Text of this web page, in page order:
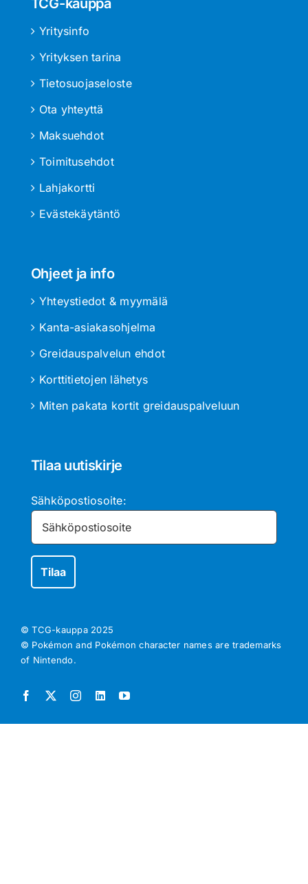
TCG-kauppa
Yritysinfo
Yrityksen tarina
Tietosuojaseloste
Ota yhteyttä
Maksuehdot
Toimitusehdot
Lahjakortti
Evästekäytäntö
Ohjeet ja info
Yhteystiedot & myymälä
Kanta-asiakasohjelma
Greidauspalvelun ehdot
Korttitietojen lähetys
Miten pakata kortit greidauspalveluun
Tilaa uutiskirje
Sähköpostiosoite:
© TCG-kauppa 2025
© Pokémon and Pokémon character names are trademarks
of Nintendo.